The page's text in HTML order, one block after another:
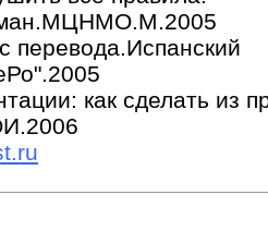
перевода.Испанский
как сделать из